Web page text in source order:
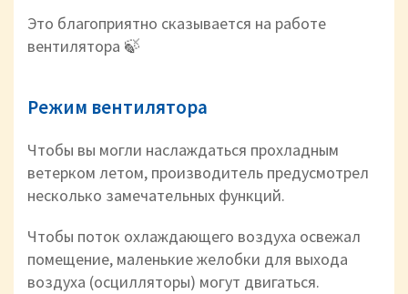
Это благоприятно сказывается на работе
вентилятора 🍃
Режим вентилятора
Чтобы вы могли наслаждаться прохладным
ветерком летом, производитель предусмотрел
несколько замечательных функций.
Чтобы поток охлаждающего воздуха освежал
помещение, маленькие желобки для выхода
воздуха (осцилляторы) могут двигаться.